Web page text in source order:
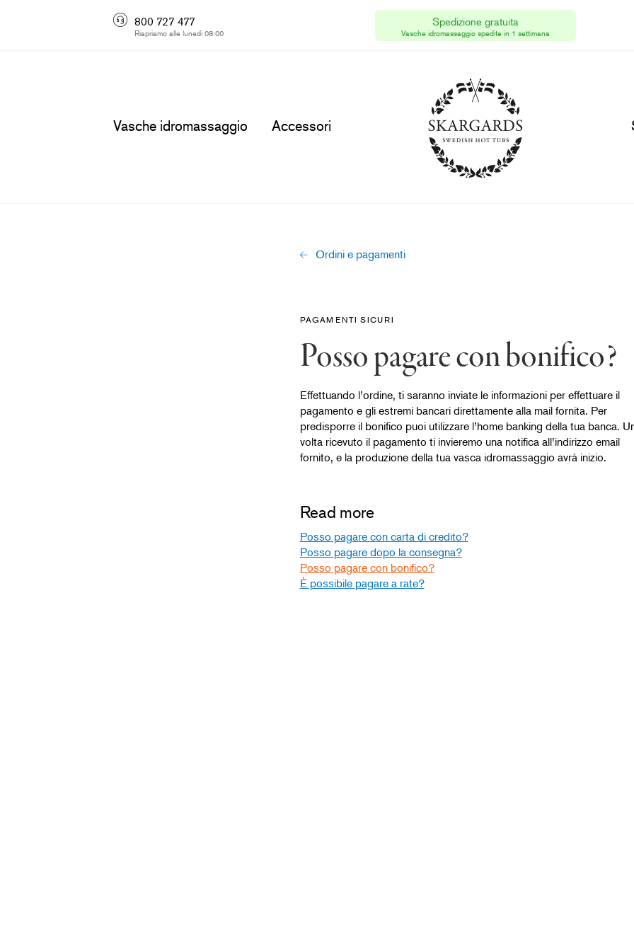
Vasche idromassaggio Accessori
800 727 477
Riapriamo alle lunedi 08:00
Spedizione gratuita
Vasche idromassaggio spedite in 1 settimana
Skargards Italia
Partita IVA SE556809597901
Ordini e pagamenti
PAGAMENTI SICURI
Posso pagare con bonifico?
Effettuando l’ordine, ti saranno inviate le informazioni per effettuare il
pagamento e gli estremi bancari direttamente alla mail fornita. Per
predisporre il bonifico puoi utilizzare l’home banking della tua banca.
volta ricevuto il pagamento ti invieremo una notifica all’indirizzo email
fornito, e la produzione della tua vasca idromassaggio avrà inizio.
Read more
Posso pagare con carta di credito?
Posso pagare dopo la consegna?
Posso pagare con bonifico?
È possibile pagare a rate?